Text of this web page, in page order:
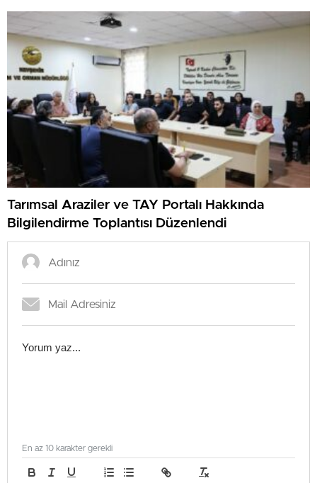
Tarımsal Araziler ve TAY Portalı Hakkında
Bilgilendirme Toplantısı Düzenlendi
En az 10 karakter gerekli